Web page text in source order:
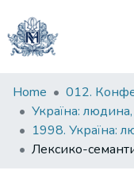
Communities
&
Collections
All of DSpace
Home